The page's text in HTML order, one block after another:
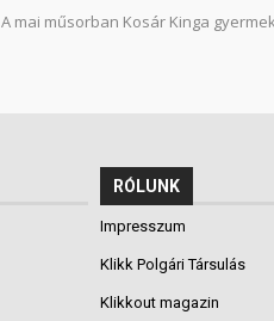
A mai műsorban Kosár Kinga
RÓLUNK
Impresszum
Klikk Polgári Társulás
Klikkout magazin